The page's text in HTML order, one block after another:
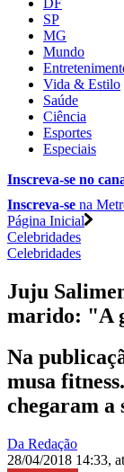
SP
MG
Mundo
Vida & Estilo
Saúde
Ciência
Esportes
Especiais
Inscreva-se no
Inscreva-se na
Página Inicial
Celebridades
Celebridades
Juju
marido: "A
Na
musa
chegaram a
Da Redação
28/04/2018 14:33,